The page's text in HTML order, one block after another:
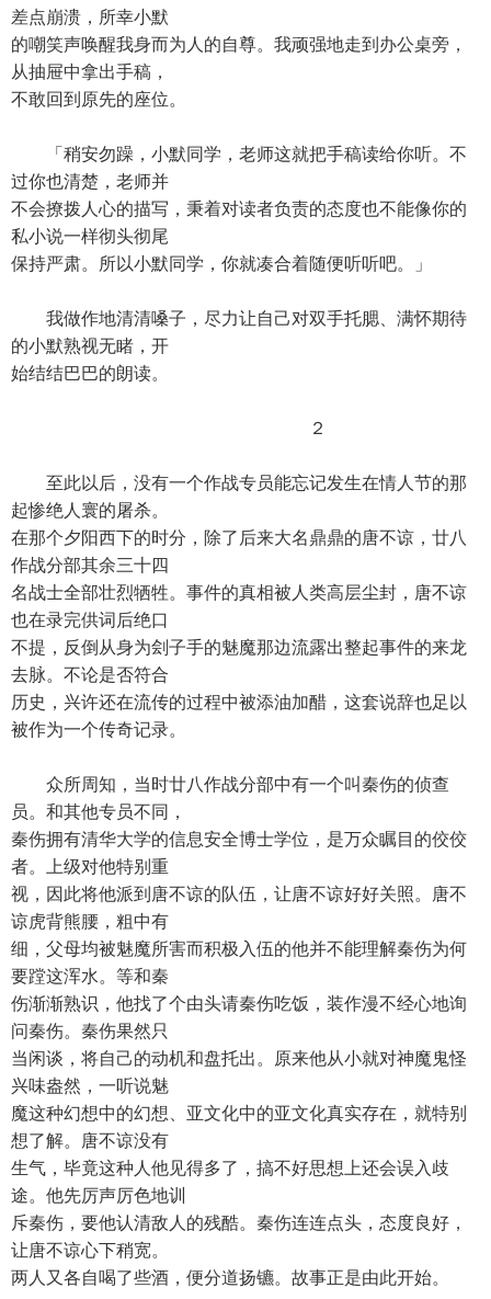
差点崩溃，所幸小默
的嘲笑声唤醒我身而为人的自尊。我顽强地走到办公桌旁，
从抽屉中拿出手稿，
不敢回到原先的座位。
「稍安勿躁，小默同学，老师这就把手稿读给你听。不
过你也清楚，老师并
不会撩拨人心的描写，秉着对读者负责的态度也不能像你的
私小说一样彻头彻尾
保持严肃。所以小默同学，你就凑合着随便听听吧。」
我做作地清清嗓子，尽力让自己对双手托腮、满怀期待
的小默熟视无睹，开
始结结巴巴的朗读。
２
至此以后，没有一个作战专员能忘记发生在情人节的那
起惨绝人寰的屠杀。
在那个夕阳西下的时分，除了后来大名鼎鼎的唐不谅，廿八
作战分部其余三十四
名战士全部壮烈牺牲。事件的真相被人类高层尘封，唐不谅
也在录完供词后绝口
不提，反倒从身为刽子手的魅魔那边流露出整起事件的来龙
去脉。不论是否符合
历史，兴许还在流传的过程中被添油加醋，这套说辞也足以
被作为一个传奇记录。
众所周知，当时廿八作战分部中有一个叫秦伤的侦查
员。和其他专员不同，
秦伤拥有清华大学的信息安全博士学位，是万众瞩目的佼佼
者。上级对他特别重
视，因此将他派到唐不谅的队伍，让唐不谅好好关照。唐不
谅虎背熊腰，粗中有
细，父母均被魅魔所害而积极入伍的他并不能理解秦伤为何
要蹚这浑水。等和秦
伤渐渐熟识，他找了个由头请秦伤吃饭，装作漫不经心地询
问秦伤。秦伤果然只
当闲谈，将自己的动机和盘托出。原来他从小就对神魔鬼怪
兴味盎然，一听说魅
魔这种幻想中的幻想、亚文化中的亚文化真实存在，就特别
想了解。唐不谅没有
生气，毕竟这种人他见得多了，搞不好思想上还会误入歧
途。他先厉声厉色地训
斥秦伤，要他认清敌人的残酷。秦伤连连点头，态度良好，
让唐不谅心下稍宽。
两人又各自喝了些酒，便分道扬镳。故事正是由此开始。